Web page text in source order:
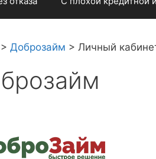
> Доброзайм > Личный